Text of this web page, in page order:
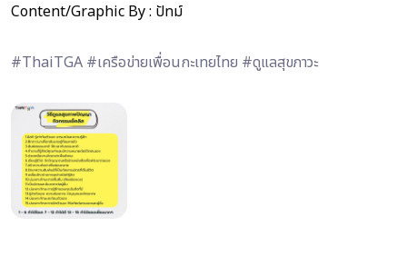
Content/Graphic By : ปัทม์
#ThaiTGA #เครือข่ายเพื่อนกะเทยไทย #ดูแลสุขภาวะ